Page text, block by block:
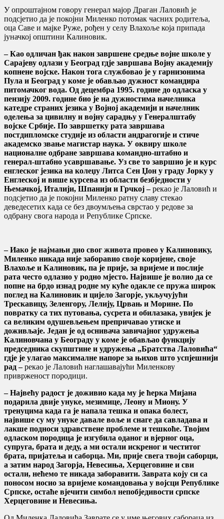
У опроштајном говору генерал мајор Драган Лаловић је
подсјетио да је покојни Миленко потомак часних родитеља,
оца Саве и мајке Руже, рођен у селу Влахоље која припада
јуначкој општини Калиновик.
– Као одличан ђак након завршене средње војне школе у
Сарајеву одлази у Београд гдје завршава Војну академију
копнене војске. Након тога службовао је у гарнизонима
Пула и Београд у коме је обављао дужност командира
питомачког вода. Од децембра 1995. године до одласка у
пензију 2009. године био је на дужностима начелника
катедре страних језика у Војној академији и начелник
оделења за цивилну и војну сарадњу у Генералштабу
војске Србије. По завршетку рата завршава
постдипломске студије из области андрагогије и стиче
академско звање магистар наука. У оквиру школе
националне одбране завршава командно-штабно и
генерал-штабно усавршавање. Уз све то завршио је и курс
енглеског језика на колеџу Литса Сен Џон у граду Јорку у
Енглеској и више курсева из области безбједности у
Њемачкој, Италији, Шпанији и Грчкој –рекао је Лаловић и
подсјетио да је покојни Миленко ратну славу стекао
деведесетих када се без двоумљења сврстао у редове за
одбрану свога народа и Републике Српске.
– Иако је најмањи дио свог живота провео у Калиновику,
Миленко никада није заборавио своје коријене, своје
Влахоље и Калиновик, па је прије, за вријеме и послије
рата често одлазио у родно мјесто. Највише је волио да се
попне на брдо изнад родне му куће одакле се пружа широк
поглед на Калиновик и цијело Загорје, укључујући
Трескавицу, Зеленгору, Лелију, Црвањ и Морине. По
повратку са тих путовања, сусрета и обилазака, увијек је
са великим одушевљењем препричавао утиске и
доживљаје. Један је од оснивача завичајног удружења
Калиновчана у Београду у коме је обављао функцију
председника скупштине и удружења „Братства Лаловића“
гдје је улагао максималне напоре за њихов што успјешнији
рад –рекао је Лаловић наглашавајући Миленкову
приврженост породици.
– Највећу радост је доживио када му је ћерка Мијана
подарила двије унуке, мезимице, Леону и Миону. У
тренуцима када га је напала тешка и опака болест,
највише су му унуке давале воље и снаге да савладава и
лакше подноси здравствене проблеме и тешкоће. Твојим
одласком породица је изгубила оданог и вјерног оца,
супруга, брата и деду, а ми остали искреног и честитог
брата, пријатеља и саборца. Ми, прије свега твоји саборци,
а затим народ Загорја, Невесиња, Херцеговине и сви
остали, нећемо те никада заборавити. Заврата коју си са
поносом носио за вријеме командовања у војсци Републике
Српске, остаће вјечити симбол непобједивости српске
Херцеговине и Невесиња.